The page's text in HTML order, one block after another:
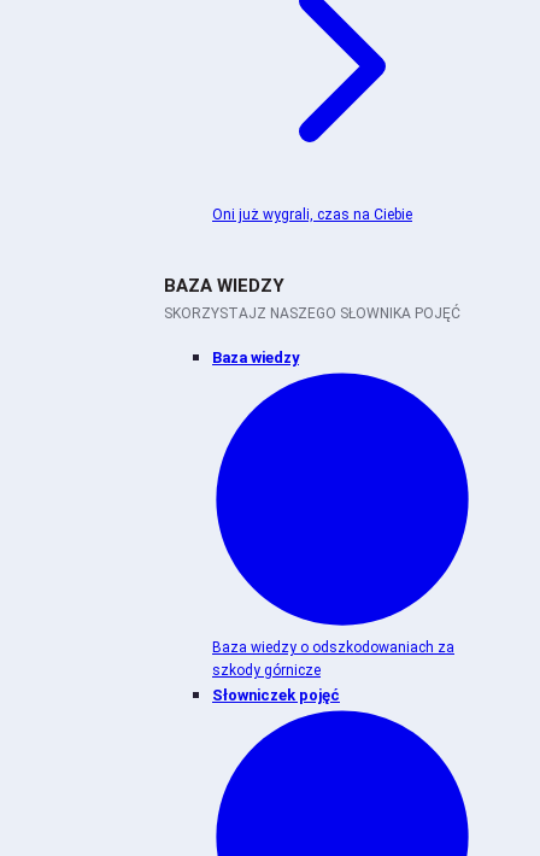
Oni już wygrali, czas na Ciebie
BAZA WIEDZY
SKORZYSTAJZ NASZEGO SŁOWNIKA POJĘĆ
Baza wiedzy
Baza wiedzy o odszkodowaniach za
szkody górnicze
Słowniczek pojęć